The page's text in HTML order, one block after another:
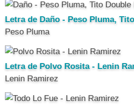
Letra de Daño - Peso Pluma,
Peso Pluma
Letra de Polvo Rosita - Lenin
Lenin Ramirez